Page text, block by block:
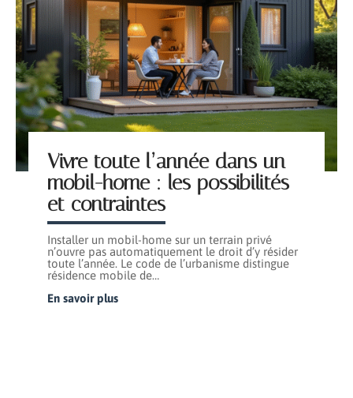
Vivre toute l’année dans un
mobil-home : les possibilités
et contraintes
Installer un mobil-home sur un terrain privé
n’ouvre pas automatiquement le droit d’y résider
toute l’année. Le code de l’urbanisme distingue
résidence mobile de…
En savoir plus